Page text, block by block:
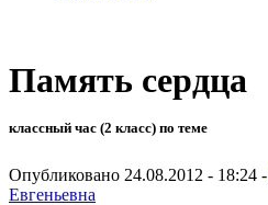
Память сердца
классный час (2 класс) по теме
Опубликовано 24.08.2012 - 18:24 -
Евгеньевна